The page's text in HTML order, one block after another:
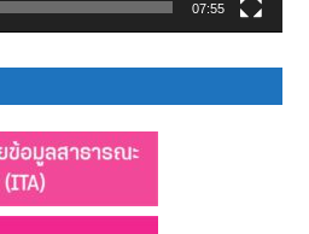
07:55